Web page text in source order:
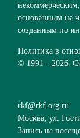
основанным на
созданным по
Политика в
© 1991—2026.
rkf@rkf.org.ru
Москва, ул.
Запись на